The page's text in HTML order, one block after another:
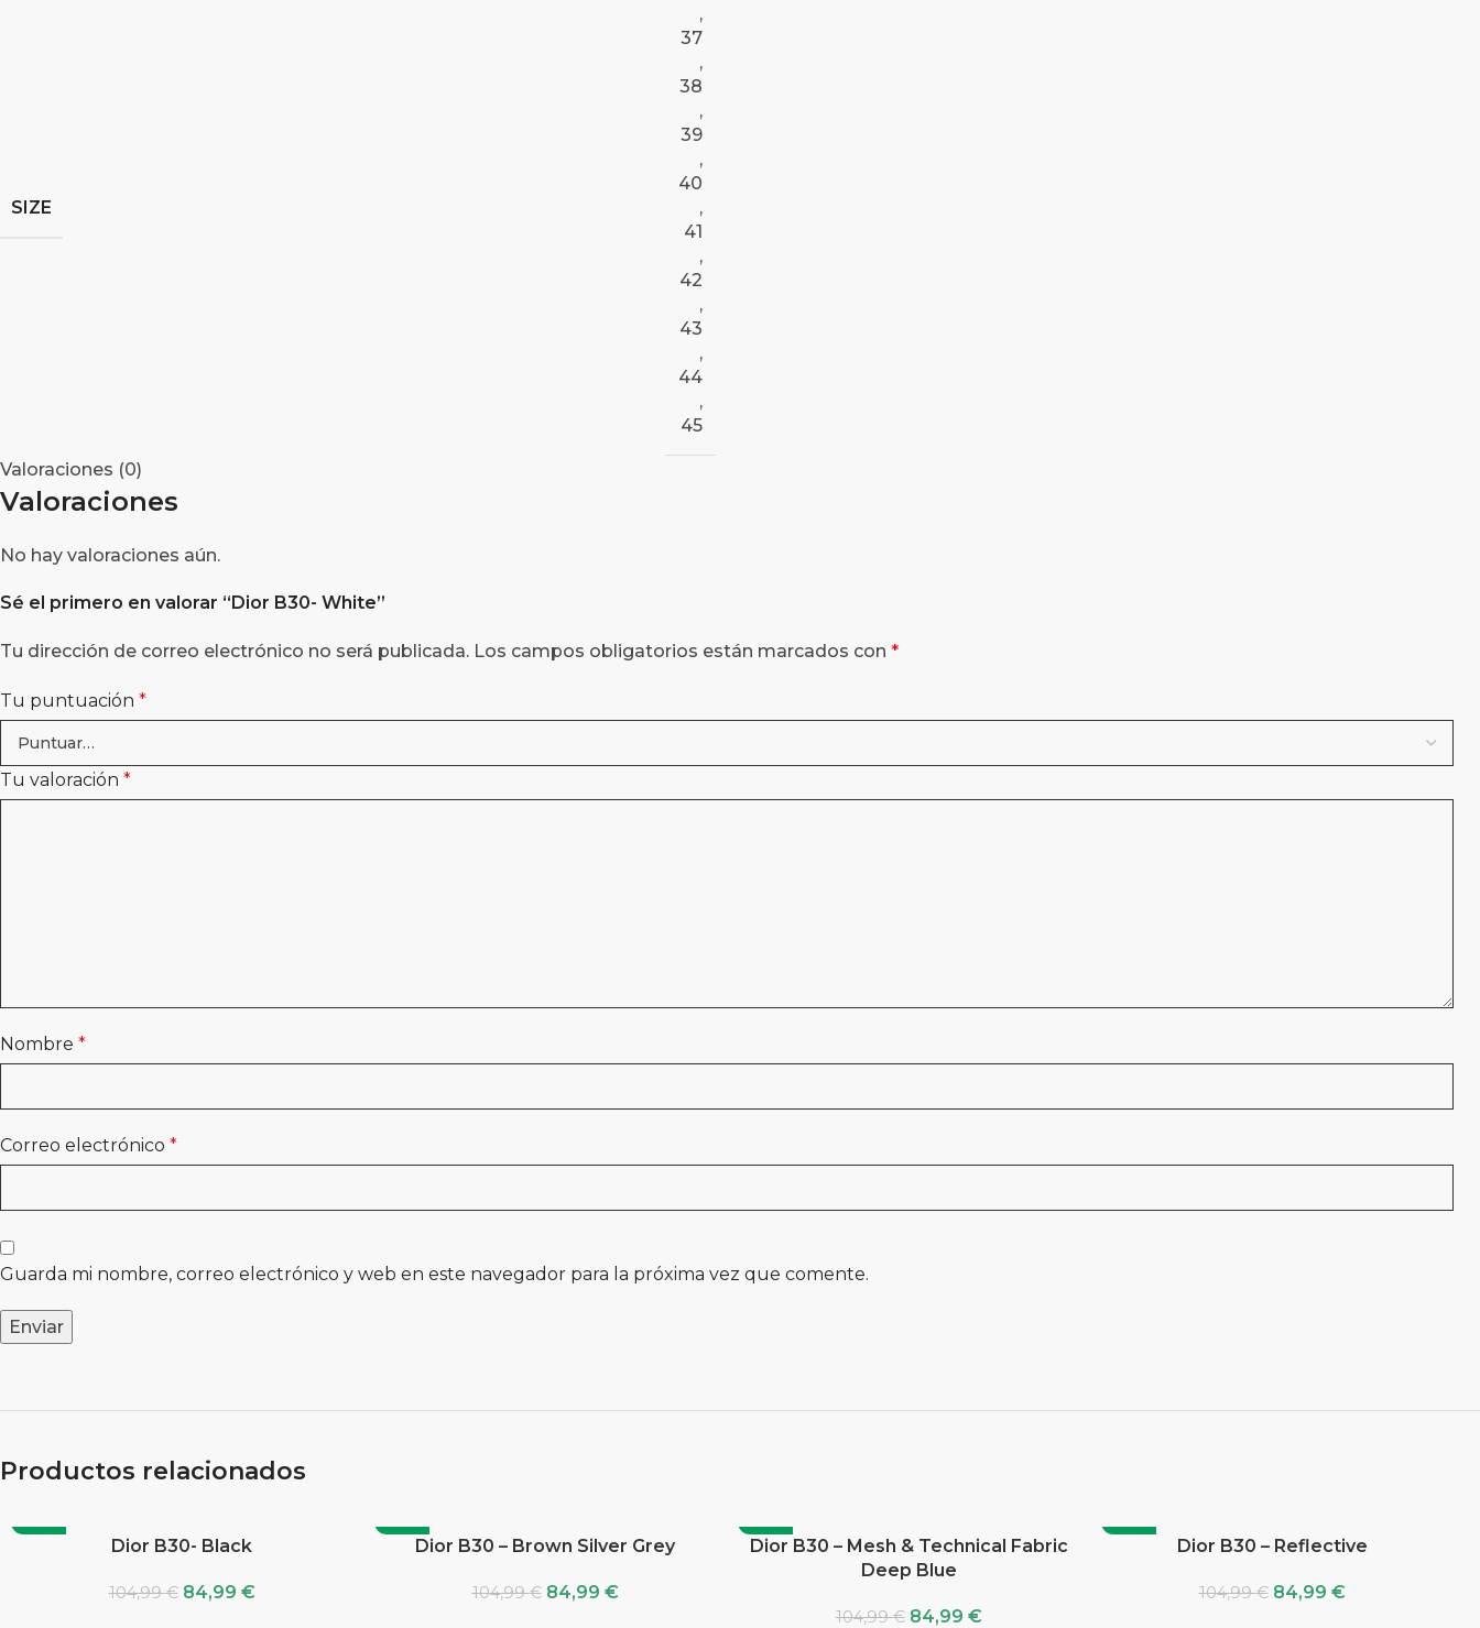
SIZE
,
37
,
38
,
39
,
40
,
41
,
42
,
43
,
44
,
45
Valoraciones (0)
Valoraciones
No hay valoraciones aún.
Sé el primero en valorar “Dior B30- White”
Tu dirección de correo electrónico no será publicada. Los campos obligatorios están marcados con *
Tu puntuación *
Tu valoración *
Nombre *
Correo electrónico *
Guarda mi nombre, correo electrónico y web en este navegador para la próxima vez que comente.
Productos relacionados
-19% Dior B30- Black
104,99€ 84,99 €
-19%Dior B30 – Brown Silver Grey
104,99€ 84,99 €
-19%
Dior B30 – Mesh & Technical Fabric
Deep Blue
104,99€ 84,99 €
-19% Dior B30 – Reflective
104,99€ 84,99 €